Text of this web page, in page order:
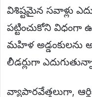
విశిష్టమైన సవాళ్లు
పట్టించుకోని విధంగా
మహిళ అడ్డంకులను
లీడర్లుగా
వ్యాపారవేత్తలుగా,